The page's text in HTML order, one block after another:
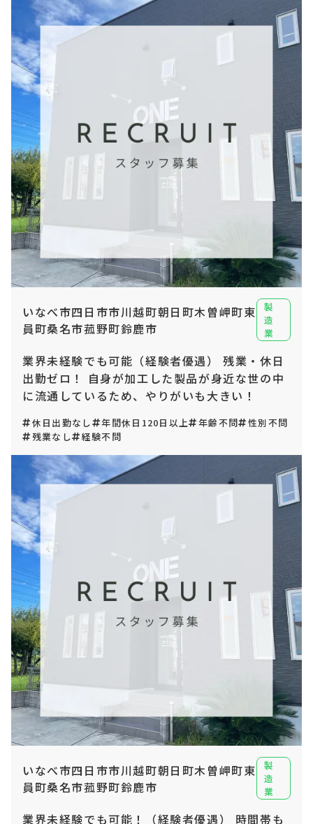
いなべ市四日市市川越町朝日町木曽岬町東
員町桑名市菰野町鈴鹿市
製
造
業
業界未経験でも可能（経験者優遇） 残業・休日
出勤ゼロ！ 自身が加工した製品が身近な世の中
に流通しているため、やりがいも大きい！
休日出勤なし 年間休日120日以上 年齢不問
性別不問
残業なし
経験不問
いなべ市四日市市川越町朝日町木曽岬町東
員町桑名市菰野町鈴鹿市
製
造
業
業界未経験でも可能！（経験者優遇） 時間帯も